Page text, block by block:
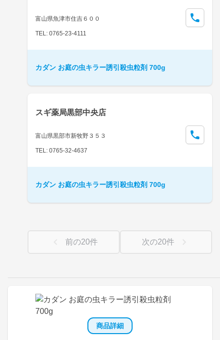
商品詳細
富山県魚津市住吉６００
TEL: 0765-23-4111
カダン お庭の虫キラー誘引殺虫粒剤 700g
スギ薬局黒部中央店
富山県黒部市新牧野３５３
TEL: 0765-32-4637
カダン お庭の虫キラー誘引殺虫粒剤 700g
前の20件 次の20件